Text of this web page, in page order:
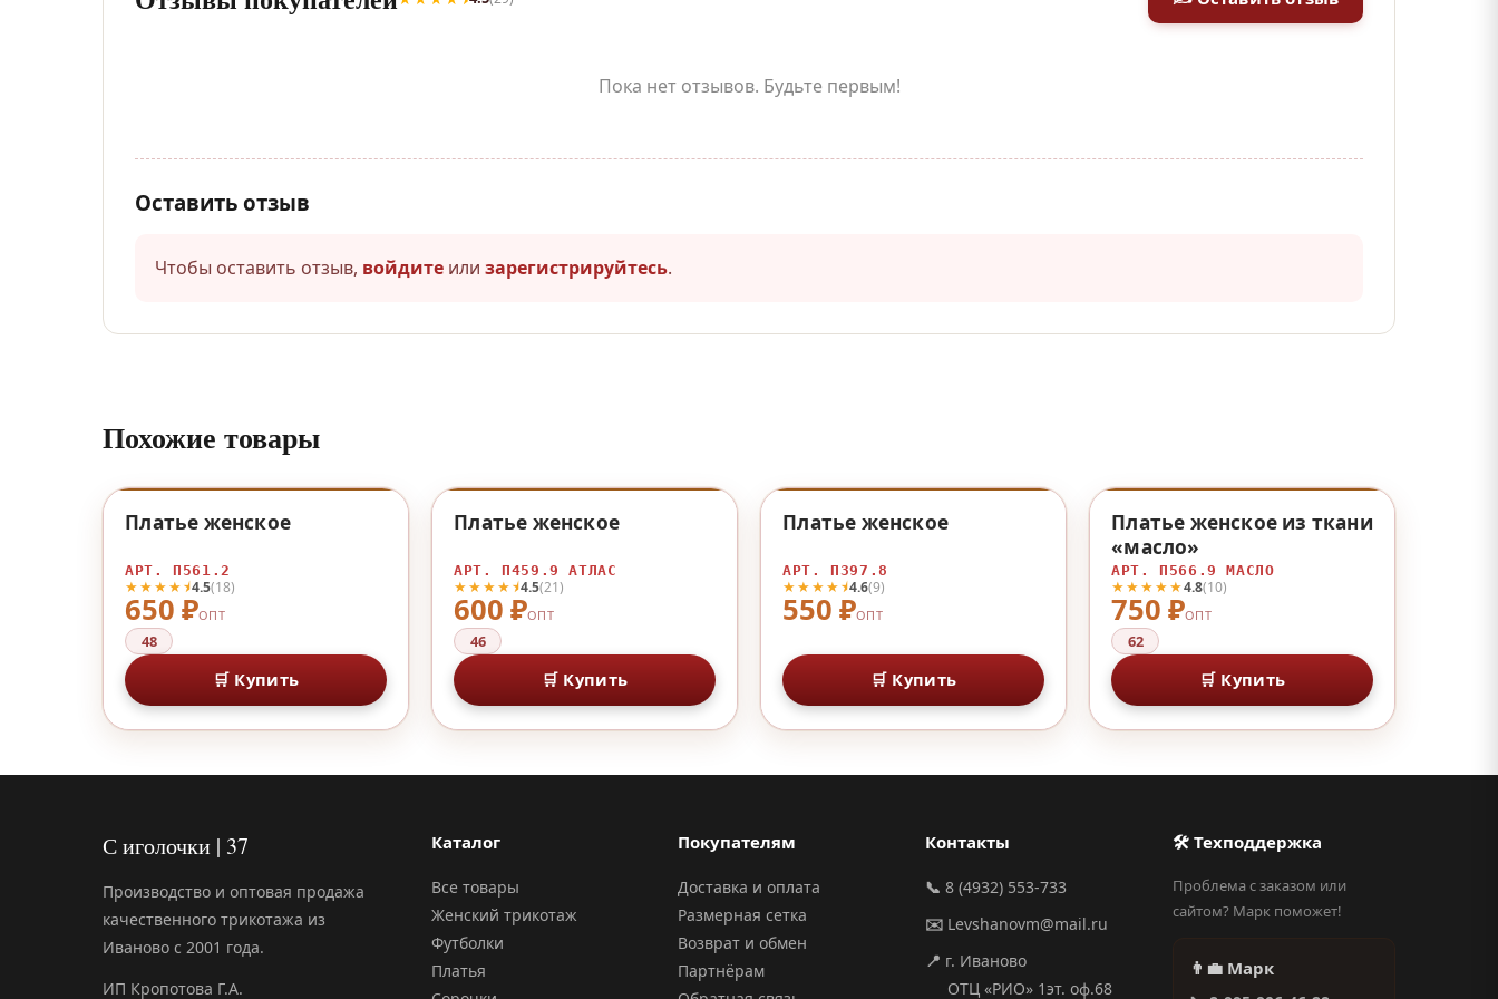
Пока нет отзывов. Будьте первым!
Оставить отзыв
Чтобы оставить отзыв, войдите или зарегистрируйтесь.
Похожие товары
650 ₽ОПТ
★★★★⯨4.5(18)
Платье женское
АРТ. П561.2
48
🛒 Купить
600 ₽ОПТ
★★★★⯨4.5(21)
Платье женское
АРТ. П459.9 АТЛАС
46
🛒 Купить
550 ₽ОПТ
★★★★⯨4.6(9)
Платье женское
АРТ. П397.8
🛒 Купить
♡
750 ₽ОПТ
★★★★★4.8(10)
Платье женское из ткани
«масло»
АРТ. П566.9 МАСЛО
62
🛒 Купить
С иголочки | 37
Производство и оптовая продажа
качественного трикотажа из
Иваново с 2001 года.
ИП Кропотова Г.А.
Каталог
Все товары
Женский трикотаж
Футболки
Платья
Покупателям
Доставка и оплата
Размерная сетка
Возврат и обмен
Партнёрам
Контакты
📞 8 (4932) 553-733
✉️ Levshanovm@mail.ru
📍 г. Иваново
ОТЦ «РИО» 1эт. оф.68
🛠 Техподдержка
Проблема с заказом или
сайтом? Марк поможет!
👨‍💼 Марк